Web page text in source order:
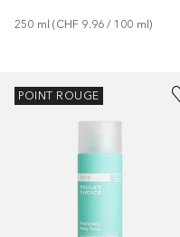
250 ml (CHF 9.96 / 100 ml)
POINT ROUGE